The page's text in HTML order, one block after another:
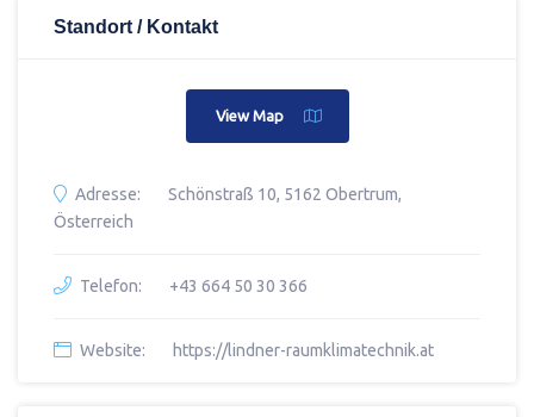
Standort / Kontakt
View Map
Adresse:
Schönstraß 10, 5162 Obertrum,
Österreich
Telefon: +43 664 50 30 366
Website: https://lindner-raumklimatechnik.at